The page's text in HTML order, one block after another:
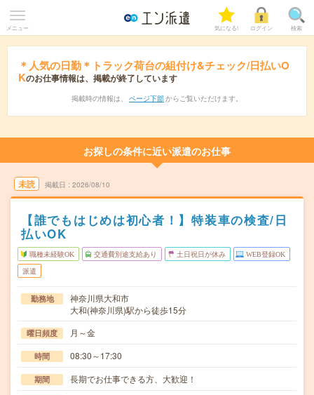
メニュー 気になる! ログイン 検索
＊人気の日勤＊トラック荷台の組付け&チェック/日払いO
Kのお仕事情報は、掲載が終了しています
掲載時の情報は、 ページ下部 からご覧いただけます。
お探しの条件に近い派遣のお仕事
未読 掲載日 2026/08/10
【誰でもはじめは初心者！】特装車の検査/日
払いOK
職種未経験OK 交通費別途支給あり 土日祝日が休み WEB登録OK
派遣
勤務地
神奈川県大和市
大和(神奈川県)駅から徒歩15分
曜日頻度 月～金
時間 08:30～17:30
期間 長期でお仕事できる方、大歓迎！